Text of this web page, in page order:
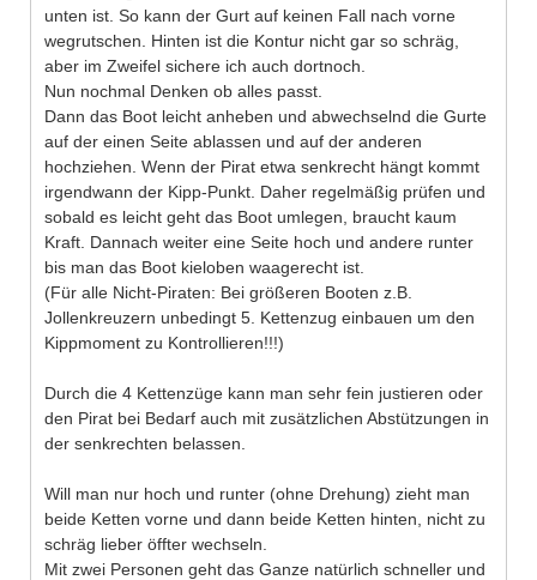
unten ist. So kann der Gurt auf keinen Fall nach vorne
wegrutschen. Hinten ist die Kontur nicht gar so schräg,
aber im Zweifel sichere ich auch dortnoch.
Nun nochmal Denken ob alles passt.
Dann das Boot leicht anheben und abwechselnd die Gurte
auf der einen Seite ablassen und auf der anderen
hochziehen. Wenn der Pirat etwa senkrecht hängt kommt
irgendwann der Kipp-Punkt. Daher regelmäßig prüfen und
sobald es leicht geht das Boot umlegen, braucht kaum
Kraft. Dannach weiter eine Seite hoch und andere runter
bis man das Boot kieloben waagerecht ist.
(Für alle Nicht-Piraten: Bei größeren Booten z.B.
Jollenkreuzern unbedingt 5. Kettenzug einbauen um den
Kippmoment zu Kontrollieren!!!)
Durch die 4 Kettenzüge kann man sehr fein justieren oder
den Pirat bei Bedarf auch mit zusätzlichen Abstützungen in
der senkrechten belassen.
Will man nur hoch und runter (ohne Drehung) zieht man
beide Ketten vorne und dann beide Ketten hinten, nicht zu
schräg lieber öffter wechseln.
Mit zwei Personen geht das Ganze natürlich schneller und